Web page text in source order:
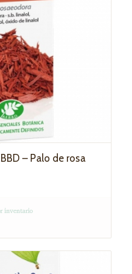
– Palo de rosa
inventario